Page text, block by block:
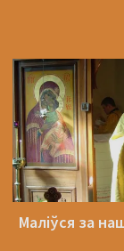
Маліўся за